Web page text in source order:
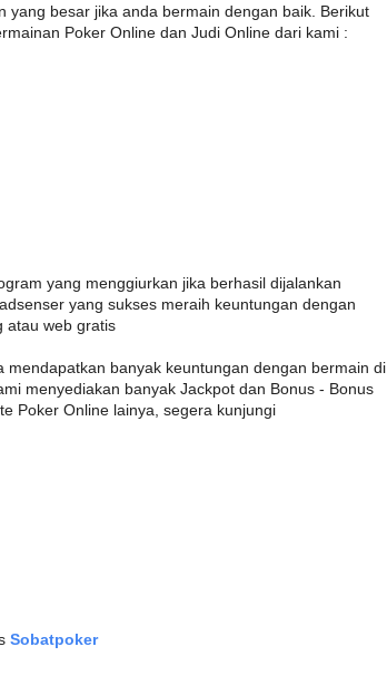
yang besar jika anda bermain dengan baik. Berikut
Poker Online dan Judi Online dari kami :
yang menggiurkan jika berhasil dijalankan
yang sukses meraih keuntungan dengan
atau web gratis
mendapatkan banyak keuntungan dengan bermain di
menyediakan banyak Jackpot dan Bonus - Bonus
Poker Online lainya, segera kunjungi
Sobatpoker